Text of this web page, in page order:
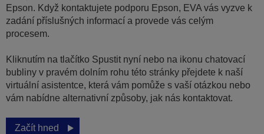
Epson. Když kontaktujete podporu Epson, EVA vás vyzve k
zadání příslušných informací a provede vás celým
procesem.
Kliknutím na tlačítko Spustit nyní nebo na ikonu chatovací
bubliny v pravém dolním rohu této stránky přejdete k naší
virtuální asistentce, která vám pomůže s vaší otázkou nebo
vám nabídne alternativní způsoby, jak nás kontaktovat.
Začít hned